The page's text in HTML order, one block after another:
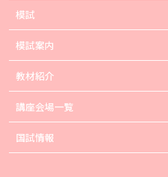
模試
模試案内
教材紹介
講座会場一覧
国試情報